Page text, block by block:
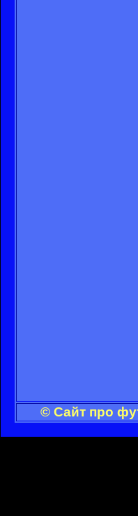
© Сайт про